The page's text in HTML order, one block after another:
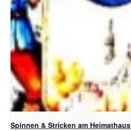
Spinnen & Stricken am Heimathaus